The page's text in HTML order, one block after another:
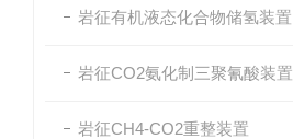
岩征有机液态化合物储氢装置
岩征CO2氨化制三聚氰酸装置
岩征CH4-CO2重整装置